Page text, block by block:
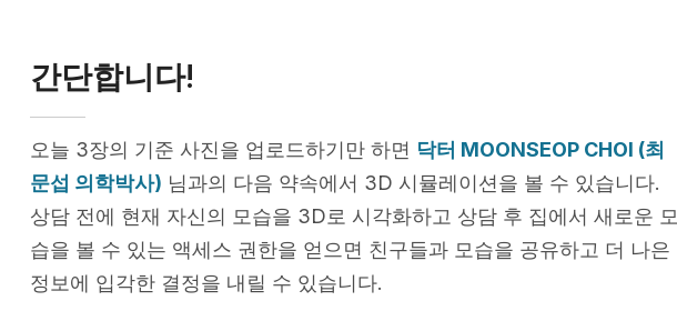
간단합니다!
오늘 3장의 기준 사진을 업로드하기만 하면 닥터 MOONSEOP CHOI (최
문섭 의학박사) 님과의 다음 약속에서 3D 시뮬레이션을 볼 수 있습니다.
상담 전에 현재 자신의 모습을 3D로 시각화하고 상담 후 집에서 새로운 모
습을 볼 수 있는 액세스 권한을 얻으면 친구들과 모습을 공유하고 더 나은
정보에 입각한 결정을 내릴 수 있습니다.